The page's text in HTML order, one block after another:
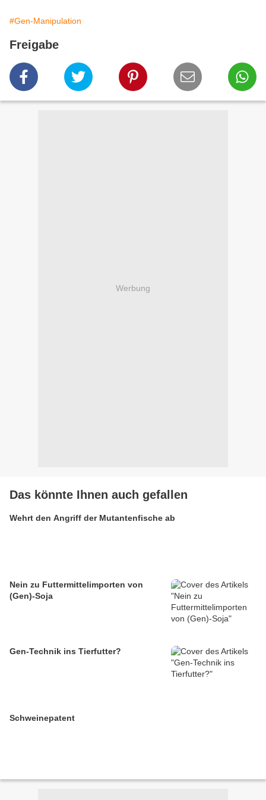
#Gen-Manipulation
Freigabe
Werbung
Das könnte Ihnen auch gefallen
Wehrt den Angriff der Mutantenfische ab
Nein zu Futtermittelimporten von
(Gen)-Soja
Gen-Technik ins Tierfutter?
Schweinepatent